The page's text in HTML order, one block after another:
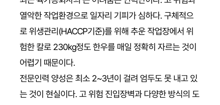
열악한 작업환경으로 일자리 기피가 심하다. 구체적으
로 위생관리(HACCP기준)를 위해 추운 작업장에서 위
험한 칼로 230kg정도 한우를 매일 정확히 자르는 것이
어렵기 때문이다.
전문인력 양성은 최소 2~3년이 걸려 엄두도 못 내고 있
는 것이 현실이다. 고 위험 진입장벽과 다양한 방식의 도